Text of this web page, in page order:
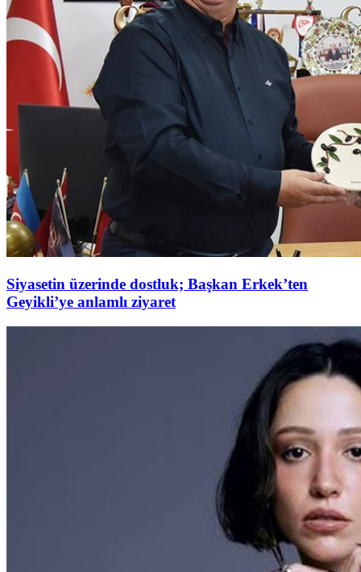
Siyasetin üzerinde dostluk; Başkan Erkek’ten
Geyikli’ye anlamlı ziyaret